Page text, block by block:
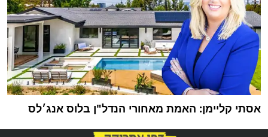
אסתי קליימן: האמת מאחורי הנדל"ן בלוס אנג׳לס